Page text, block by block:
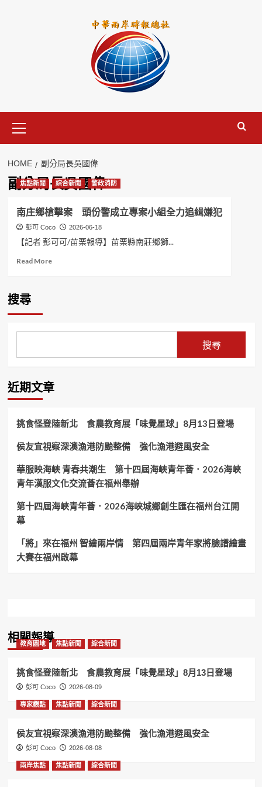
Menu
HOME 副分局長吳國偉
副分局長吳國偉
焦點新聞 綜合新聞 警政消防
南庄鄉槍擊案 頭份警成立專案小組全力追緝嫌犯
彭可 Coco 2026-06-18
【記者 彭可可/苗栗報導】苗栗縣南莊鄉獅...
Read MoreRead
頭
警
成
案
組
力
追
嫌
搜尋
搜尋
近期文章
挑食怪登陸新北 食農教育展「味覺星球」8月13日登場
侯友宜視察深澳漁港防颱整備 強化漁港避風安全
華服映海峽 青春共潮生 第十四屆海峽青年薈．2026海峽
青年漢服文化交流薈在福州舉辦
第十四屆海峽青年薈．2026海峽城鄉創生匯在福州台江開
幕
「將」來在福州 智繪兩岸情 第四屆兩岸青年家將臉譜繪畫
大賽在福州啟幕
相關報導
教育園地 焦點新聞 綜合新聞
挑食怪登陸新北 食農教育展「味覺星球」8月13日登場
彭可 Coco 2026-08-09
專家觀點 焦點新聞 綜合新聞
侯友宜視察深澳漁港防颱整備 強化漁港避風安全
彭可 Coco 2026-08-08
兩岸焦點 焦點新聞 綜合新聞